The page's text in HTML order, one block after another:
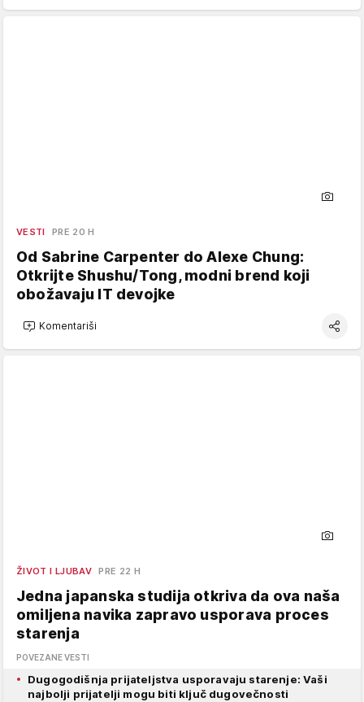
VESTI PRE 20 H
Od Sabrine Carpenter do Alexe Chung:
Otkrijte Shushu/Tong, modni brend koji
obožavaju IT devojke
Komentariši
ŽIVOT I LJUBAV PRE 22 H
Jedna japanska studija otkriva da ova naša
omiljena navika zapravo usporava proces
starenja
POVEZANE VESTI
Dugogodišnja prijateljstva usporavaju starenje: Vaši
najbolji prijatelji mogu biti ključ dugovečnosti